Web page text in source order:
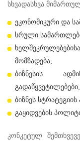
სხვადასხვა
ეკონომიკური და
სრული
მომზადება;
ბიზნესის
გადაწყვეტილებები;
ბიზნეს
გაყიდვების
კონკეტულ